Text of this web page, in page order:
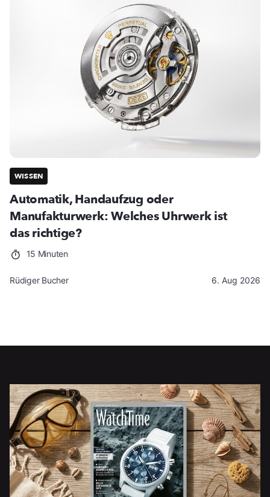
WISSEN
Automatik, Handaufzug oder
Manufakturwerk: Welches Uhrwerk ist
das richtige?
15 Minuten
Rüdiger Bucher 6. Aug 2026